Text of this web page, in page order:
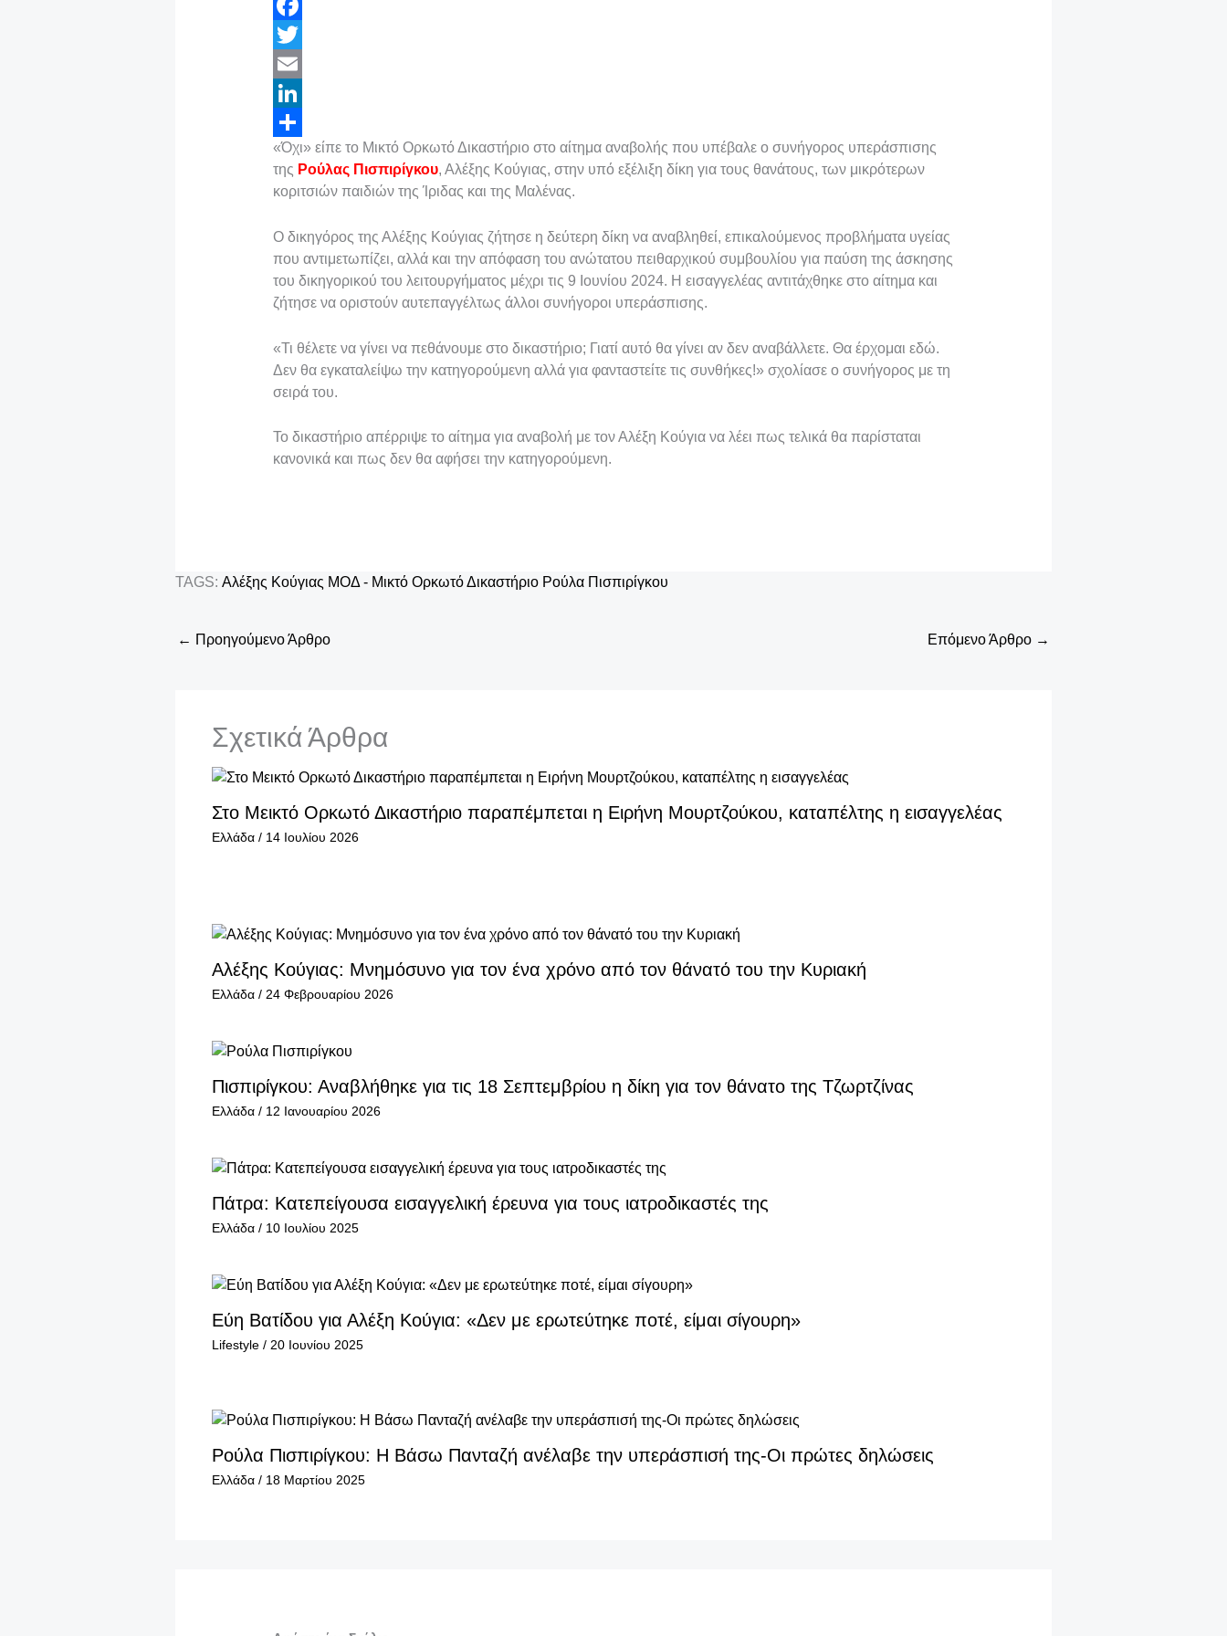
F
a
c
e
b
k
T
w
t
r
E
m
a
L
i
e
d
I
Μ
ρ
α
σ
ε
ί
ε
«Όχι» είπε το Μικτό Ορκωτό Δικαστήριο στο αίτημα αναβολής που υπέβαλε ο συνήγορος υπεράσπισης
της Ρούλας Πισπιρίγκου, Αλέξης Κούγιας, στην υπό εξέλιξη δίκη για τους θανάτους, των μικρότερων
κοριτσιών παιδιών της Ίριδας και της Μαλένας.
Ο δικηγόρος της Αλέξης Κούγιας ζήτησε η δεύτερη δίκη να αναβληθεί, επικαλούμενος προβλήματα υγείας
που αντιμετωπίζει, αλλά και την απόφαση του ανώτατου πειθαρχικού συμβουλίου για παύση της άσκησης
του δικηγορικού του λειτουργήματος μέχρι τις 9 Ιουνίου 2024. Η εισαγγελέας αντιτάχθηκε στο αίτημα και
ζήτησε να οριστούν αυτεπαγγέλτως άλλοι συνήγοροι υπεράσπισης.
«Τι θέλετε να γίνει να πεθάνουμε στο δικαστήριο; Γιατί αυτό θα γίνει αν δεν αναβάλλετε. Θα έρχομαι εδώ.
Δεν θα εγκαταλείψω την κατηγορούμενη αλλά για φανταστείτε τις συνθήκες!» σχολίασε ο συνήγορος με τη
σειρά του.
Το δικαστήριο απέρριψε το αίτημα για αναβολή με τον Αλέξη Κούγια να λέει πως τελικά θα παρίσταται
κανονικά και πως δεν θα αφήσει την κατηγορούμενη.
TAGS: Αλέξης Κούγιας ΜΟΔ - Μικτό Ορκωτό Δικαστήριο Ρούλα Πισπιρίγκου
← Προηγούμενο Άρθρο Επόμενο Άρθρο →
Σχετικά Άρθρα
Στο Μεικτό Ορκωτό Δικαστήριο παραπέμπεται η Ειρήνη Μουρτζούκου, καταπέλτης η εισαγγελέας
Ελλάδα / 14 Ιουλίου 2026
Αλέξης Κούγιας: Μνημόσυνο για τον ένα χρόνο από τον θάνατό του την Κυριακή
Ελλάδα / 24 Φεβρουαρίου 2026
Πισπιρίγκου: Αναβλήθηκε για τις 18 Σεπτεμβρίου η δίκη για τον θάνατο της Τζωρτζίνας
Ελλάδα / 12 Ιανουαρίου 2026
Πάτρα: Κατεπείγουσα εισαγγελική έρευνα για τους ιατροδικαστές της
Ελλάδα / 10 Ιουλίου 2025
Εύη Βατίδου για Αλέξη Κούγια: «Δεν με ερωτεύτηκε ποτέ, είμαι σίγουρη»
Lifestyle / 20 Ιουνίου 2025
Ρούλα Πισπιρίγκου: Η Βάσω Πανταζή ανέλαβε την υπεράσπισή της-Οι πρώτες δηλώσεις
Ελλάδα / 18 Μαρτίου 2025